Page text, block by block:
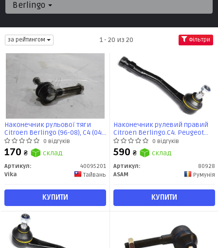
Berlingo
за рейтингом 1 - 20 из 20 Фільтри
Наконечник рульової тяги
Citroen Berlingo (96-08), C4 (04-
11), Xsara (98-05)/Peugeot
205,306,307,309,504, Partner(96-
05) (40095201) VIKA
0 відгуків
170 ₴ склад
Артикул:
40095201
Vika
Тайвань
КУПИТИ
Наконечник рулевий правий
Citroen Berlingo.C4. Peugeot
Partner.308.3008.5008 (80928)
ASAM
0 відгуків
590 ₴ склад
Артикул:
80928
ASAM
Румунія
КУПИТИ